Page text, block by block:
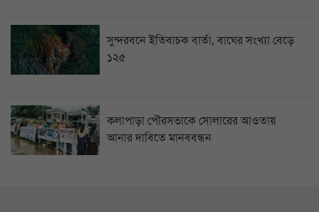
সুন্দরবনে ইতিবাচক বার্তা, বাঘের সংখ্যা বেড়ে
১২৫
কলাপাড়া পৌরসভাকে সোলারের আওতায়
আনার দাবিতে মানববন্ধন